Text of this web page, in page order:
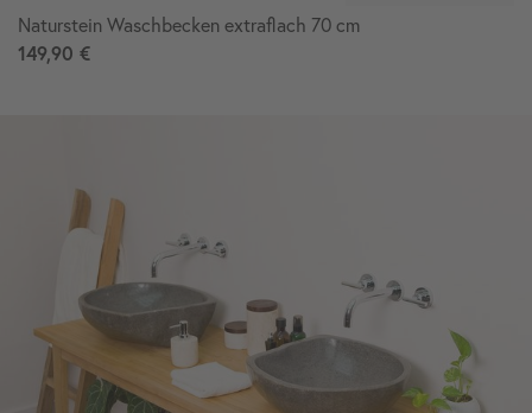
Naturstein Waschbecken extraflach 70 cm
149,90 €